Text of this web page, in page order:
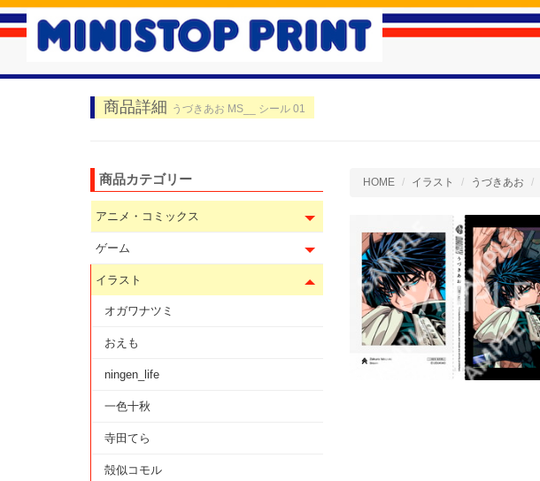
商品詳細 うづきあお MS__ シール 01
HOME イラスト うづきあお
商品カテゴリー
アニメ・コミックス
ゲーム
イラスト
オガワナツミ
おえも
ningen_life
一色十秋
寺田てら
殻似コモル